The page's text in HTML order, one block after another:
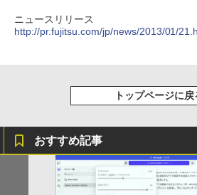
￥810
ニュースリリース
http://pr.fujitsu.com/jp/news/2013/01/
トップページに戻
おすすめ記事